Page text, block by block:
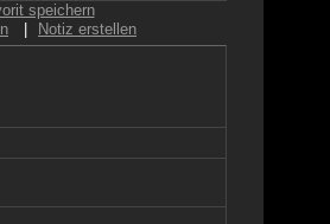
speichern
Notiz erstellen